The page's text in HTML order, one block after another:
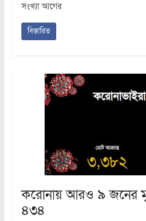
সংখ্যা আগের
বিস্তারিত
করোনায় আরও ৯ জনের
৪৩৪